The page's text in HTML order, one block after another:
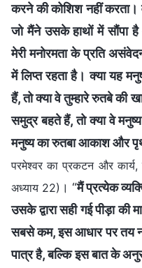
करने की कोशिश नहीं करता।
जो मैंने उसके हाथों में सौंपा
मेरी मनोरमता के प्रति
में लिप्त रहता है। क्या यह
हैं, तो क्या वे तुम्हारे रुतबे की
समुद्र बहते हैं, तो क्या वे
मनुष्य का रुतबा आकाश और
परमेश्वर का प्रकटन और
अध्याय 22) । “मैं प्रत्येक
उसके द्वारा सही गई पीड़ा
सबसे कम, इस आधार पर तय
पात्र है, बल्कि इस बात के